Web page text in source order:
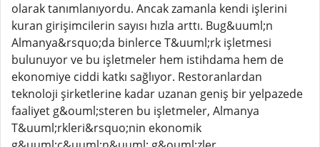
olarak tanımlanıyordu. Ancak zamanla kendi işlerini
kuran girişimcilerin sayısı hızla arttı. Bug&uuml;n
Almanya&rsquo;da binlerce T&uuml;rk işletmesi
bulunuyor ve bu işletmeler hem istihdama hem de
ekonomiye ciddi katkı sağlıyor. Restoranlardan
teknoloji şirketlerine kadar uzanan geniş bir yelpazede
faaliyet g&ouml;steren bu işletmeler, Almanya
T&uuml;rkleri&rsquo;nin ekonomik